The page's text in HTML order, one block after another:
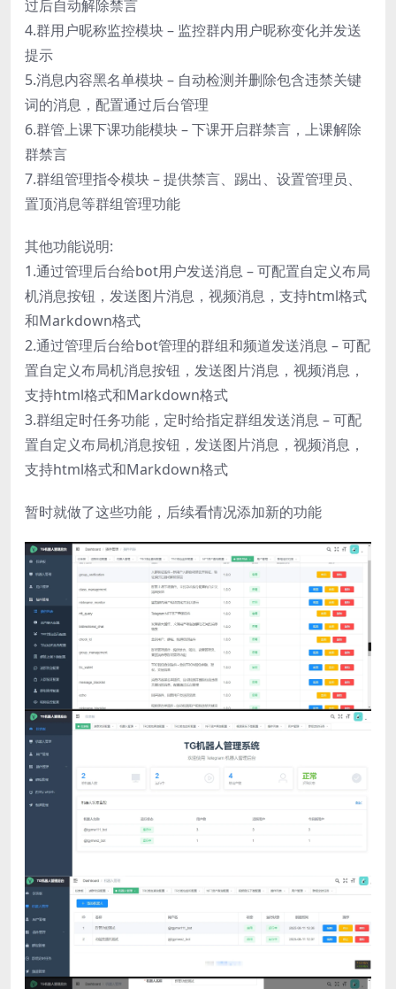
过后自动解除禁言
4.群用户昵称监控模块 – 监控群内用户昵称变化并发送
提示
5.消息内容黑名单模块 – 自动检测并删除包含违禁关键
词的消息，配置通过后台管理
6.群管上课下课功能模块 – 下课开启群禁言，上课解除
群禁言
7.群组管理指令模块 – 提供禁言、踢出、设置管理员、
置顶消息等群组管理功能
其他功能说明:
1.通过管理后台给bot用户发送消息 – 可配置自定义布局
机消息按钮，发送图片消息，视频消息，支持html格式
和Markdown格式
2.通过管理后台给bot管理的群组和频道发送消息 – 可配
置自定义布局机消息按钮，发送图片消息，视频消息，
支持html格式和Markdown格式
3.群组定时任务功能，定时给指定群组发送消息 – 可配
置自定义布局机消息按钮，发送图片消息，视频消息，
支持html格式和Markdown格式
暂时就做了这些功能，后续看情况添加新的功能